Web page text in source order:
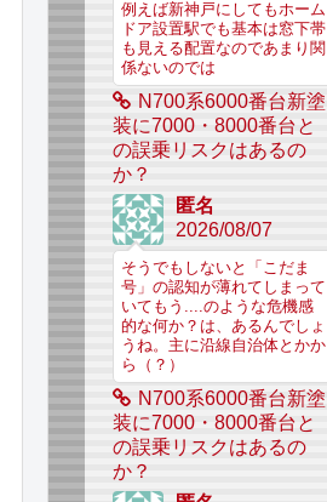
例えば新神戸にしてもホーム
ドア設置駅でも基本は窓下帯
も見える配置なのであまり関
係ないのでは
N700系6000番台新塗
装に7000・8000番台と
の誤乗リスクはあるの
か？
匿名
2026/08/07
そうでもしないと「こだま
号」の認知が薄れてしまって
いてもう....のような危機感
的な何か？は、あるんでしょ
うね。主に沿線自治体とかか
ら（？）
N700系6000番台新塗
装に7000・8000番台と
の誤乗リスクはあるの
か？